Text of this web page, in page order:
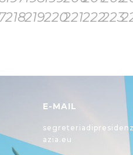
218219220221222223
E-MAIL
azia.eu